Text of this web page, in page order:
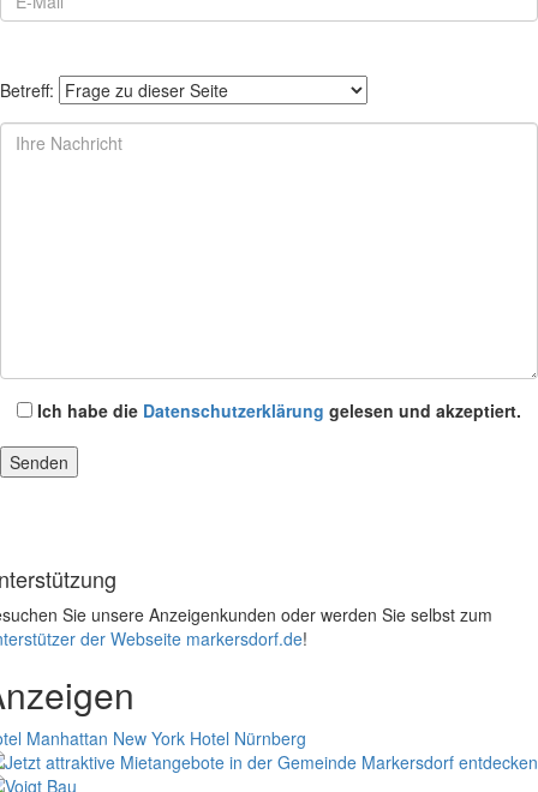
Betreff:
Ich habe die Datenschutzerklärung gelesen und akzeptiert.
Sie unsere Anzeigenkunden oder werden Sie selbst zum
der Webseite markersdorf.de!
Manhattan New York Hotel Nürnberg